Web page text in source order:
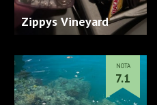
Zippys Vineyard
NOTA
7.1